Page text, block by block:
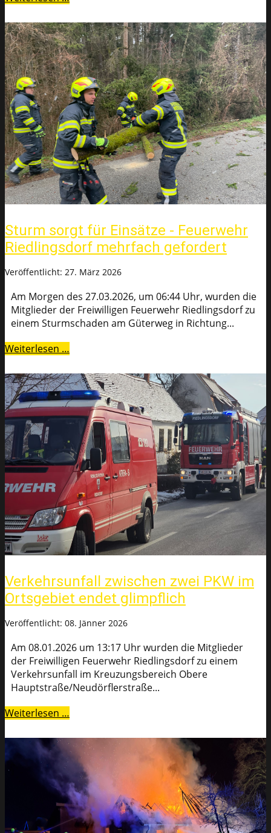
Sturm sorgt für Einsätze - Feuerwehr
Riedlingsdorf mehrfach gefordert
Veröffentlicht: 27. März 2026
Am Morgen des 27.03.2026, um 06:44 Uhr, wurden die
Mitglieder der Freiwilligen Feuerwehr Riedlingsdorf zu
einem Sturmschaden am Güterweg in Richtung...
Weiterlesen …
Verkehrsunfall zwischen zwei PKW im
Ortsgebiet endet glimpflich
Veröffentlicht: 08. Jänner 2026
Am 08.01.2026 um 13:17 Uhr wurden die Mitglieder
der Freiwilligen Feuerwehr Riedlingsdorf zu einem
Verkehrsunfall im Kreuzungsbereich Obere
Hauptstraße/Neudörflerstraße...
Weiterlesen …